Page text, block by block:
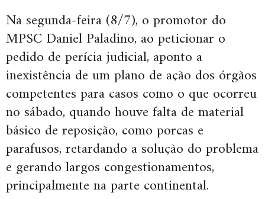
Na segunda-feira (8/7), o promotor do
MPSC Daniel Paladino, ao peticionar o
pedido de perícia judicial, aponto a
inexistência de um plano de ação dos órgãos
competentes para casos como o que ocorreu
no sábado, quando houve falta de material
básico de reposição, como porcas e
parafusos, retardando a solução do problema
e gerando largos congestionamentos,
principalmente na parte continental.